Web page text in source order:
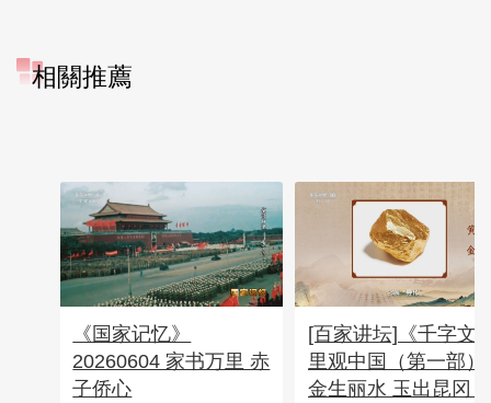
相關推薦
《国家记忆》
20260604 家书万里 赤
子侨心
[百家讲坛]《千字文
里观中国（第一部）
金生丽水 玉出昆冈